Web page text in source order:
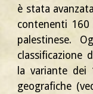
è stata
contenenti
palestinese.
classificazione
la variante dei
geografiche